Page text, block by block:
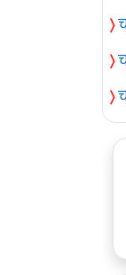
〉
〉
〉